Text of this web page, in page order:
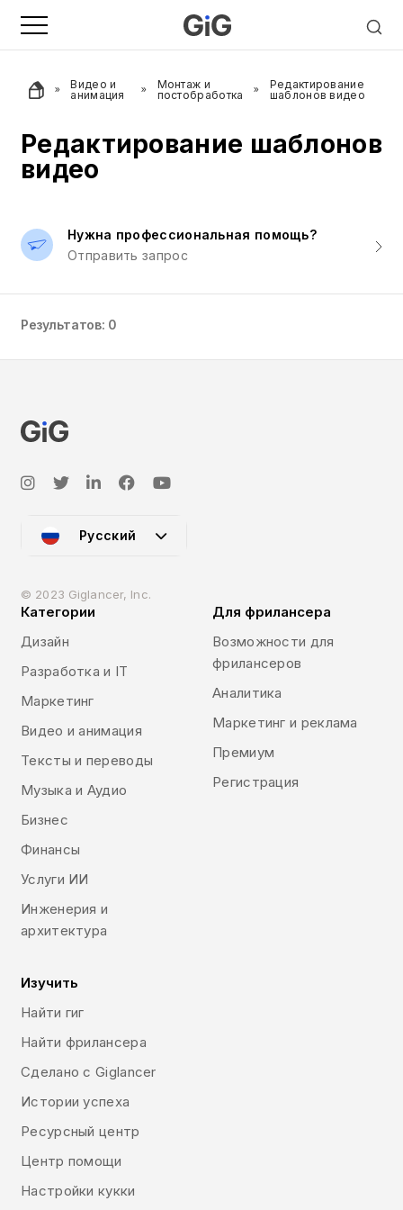
Видео и
анимация
Монтаж и
постобработка
Редактирование
шаблонов видео
Редактирование шаблонов
видео
Нужна профессиональная помощь?
Отправить запрос
Результатов: 0
Русский
© 2023 Giglancer, Inc.
Категории
Дизайн
Разработка и IT
Маркетинг
Видео и анимация
Тексты и переводы
Музыка и Аудио
Бизнес
Финансы
Услуги ИИ
Инженерия и
архитектура
Для фрилансера
Возможности для
фрилансеров
Аналитика
Маркетинг и реклама
Премиум
Регистрация
Изучить
Найти гиг
Найти фрилансера
Сделано с Giglancer
Истории успеха
Ресурсный центр
Центр помощи
Настройки кукки